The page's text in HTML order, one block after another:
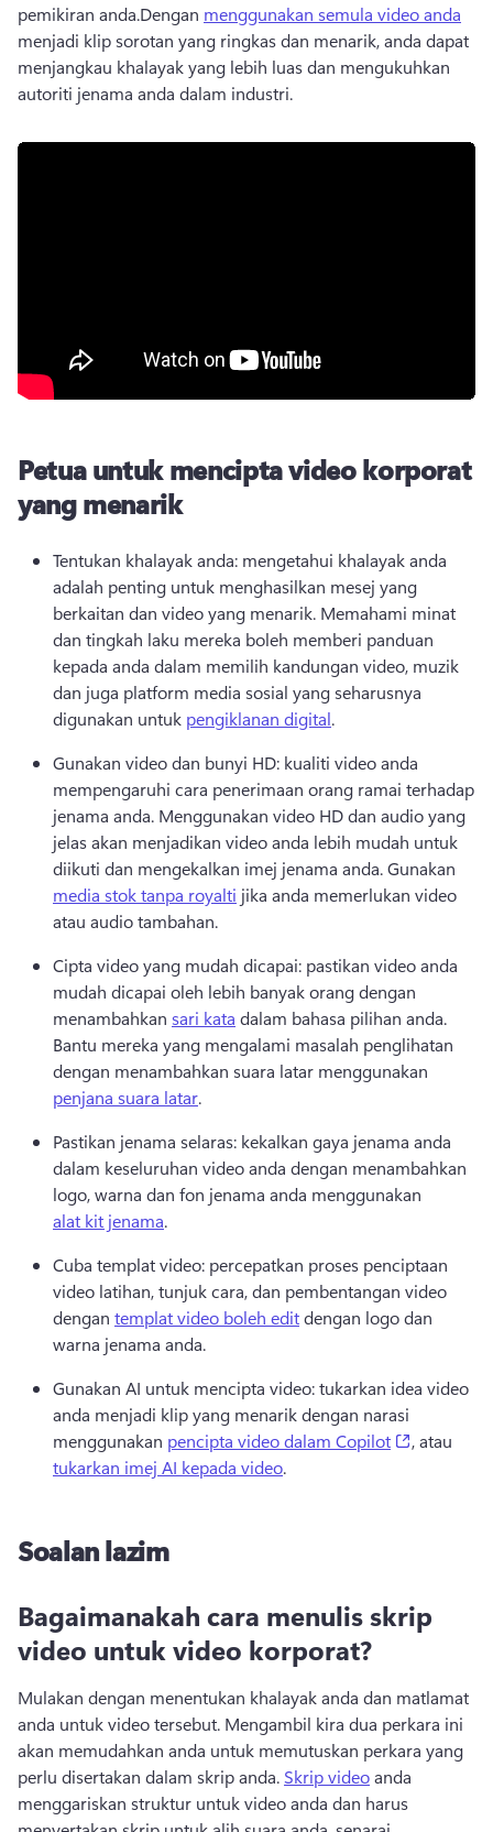
pemikiran anda.Dengan menggunakan semula video anda
menjadi klip sorotan yang ringkas dan menarik, anda dapat
menjangkau khalayak yang lebih luas dan mengukuhkan
autoriti jenama anda dalam industri.
Petua untuk mencipta video korporat
yang menarik
Tentukan khalayak anda: mengetahui khalayak anda
adalah penting untuk menghasilkan mesej yang
berkaitan dan video yang menarik. Memahami minat
dan tingkah laku mereka boleh memberi panduan
kepada anda dalam memilih kandungan video, muzik
dan juga platform media sosial yang seharusnya
digunakan untuk pengiklanan digital.
Gunakan video dan bunyi HD: kualiti video anda
mempengaruhi cara penerimaan orang ramai terhadap
jenama anda. Menggunakan video HD dan audio yang
jelas akan menjadikan video anda lebih mudah untuk
diikuti dan mengekalkan imej jenama anda. Gunakan
media stok tanpa royalti jika anda memerlukan video
atau audio tambahan.
Cipta video yang mudah dicapai: pastikan video anda
mudah dicapai oleh lebih banyak orang dengan
menambahkan sari kata
Bantu mereka yang mengalami masalah penglihatan
dengan menambahkan suara latar menggunakan
penjana suara latar.
Pastikan jenama selaras: kekalkan gaya jenama anda
dalam keseluruhan video anda dengan menambahkan
logo, warna dan fon jenama anda menggunakan
alat kit jenama.
Cuba templat video: percepatkan proses penciptaan
video latihan, tunjuk cara, dan pembentangan video
dengan templat video boleh edit dengan logo dan
warna jenama anda.
Gunakan AI untuk mencipta video: tukarkan idea video
anda menjadi klip yang menarik dengan narasi
menggunakan pencipta video dalam Copilot (opens in
, atau
tukarkan imej AI kepada video.
Soalan lazim
Bagaimanakah cara menulis skrip
video untuk video korporat?
Mulakan dengan menentukan khalayak anda dan matlamat
anda untuk video tersebut. Mengambil kira dua perkara ini
akan memudahkan anda untuk memutuskan perkara yang
perlu disertakan dalam skrip anda. Skrip video anda
menggariskan struktur untuk video anda dan harus